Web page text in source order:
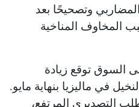
وتصحيحًا بعد
المخاوف المناخية
السوق توقع زيادة
في ماليزيا بنهاية مايو.
التصديري المرتفع،